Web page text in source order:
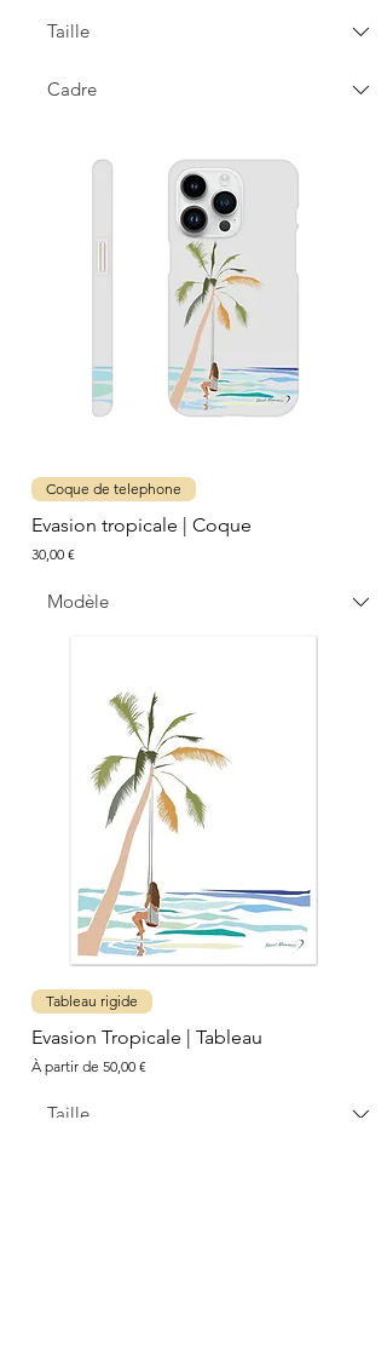
Coque de telephone
Evasion tropicale | Coque
Prix
30,00 €
Tableau rigide
Evasion Tropicale | Tableau
À partir de 50,00 €
Prix promotionnel